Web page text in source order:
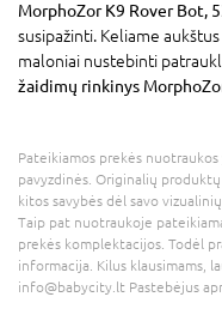
MorphoZor K9 Rover Bot,
susipažinti. Keliame
maloniai nustebinti
žaidimų rinkinys
Pateikiamos prekės
pavyzdinės. Originalių
kitos savybės dėl savo
Taip pat nuotraukoje
prekės komplektacijos. Todėl
informacija. Kilus klausimams,
info@babycity.lt Pastebėjus